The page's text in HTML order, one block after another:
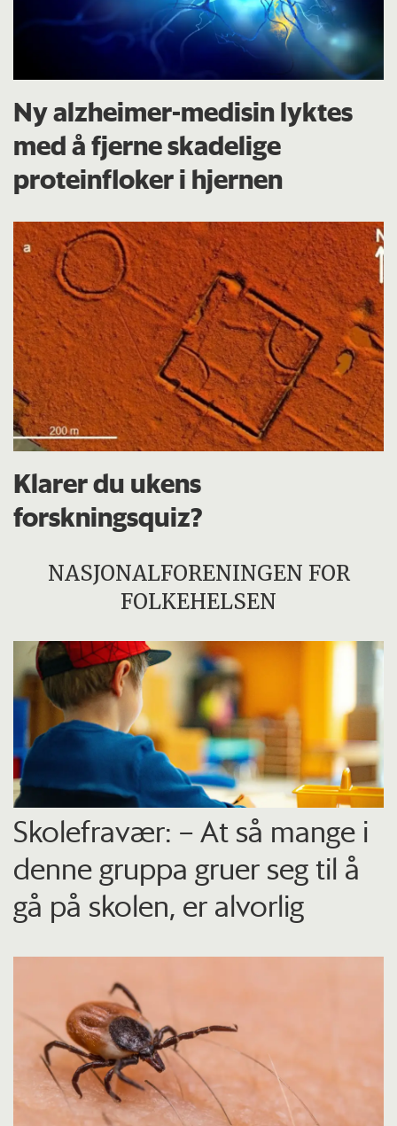
Ny alzheimer-medisin lyktes
med å fjerne skadelige
proteinfloker i hjernen
Klarer du ukens
forskningsquiz?
NASJONALFORENINGEN FOR
FOLKEHELSEN
Skolefravær: – At så mange i
denne gruppa gruer seg til å
gå på skolen, er alvorlig